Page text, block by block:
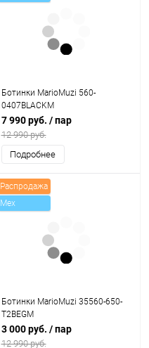
Ботинки MarioMuzi 560-
0407BLACKM
7 990 руб. / пар
12 990 руб.
Подробнее
Распродажа
Mex
Ботинки MarioMuzi 35560-650-
T2BEGM
3 000 руб. / пар
12 990 руб.